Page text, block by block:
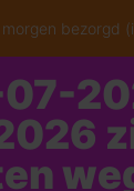
bezorgd
07-